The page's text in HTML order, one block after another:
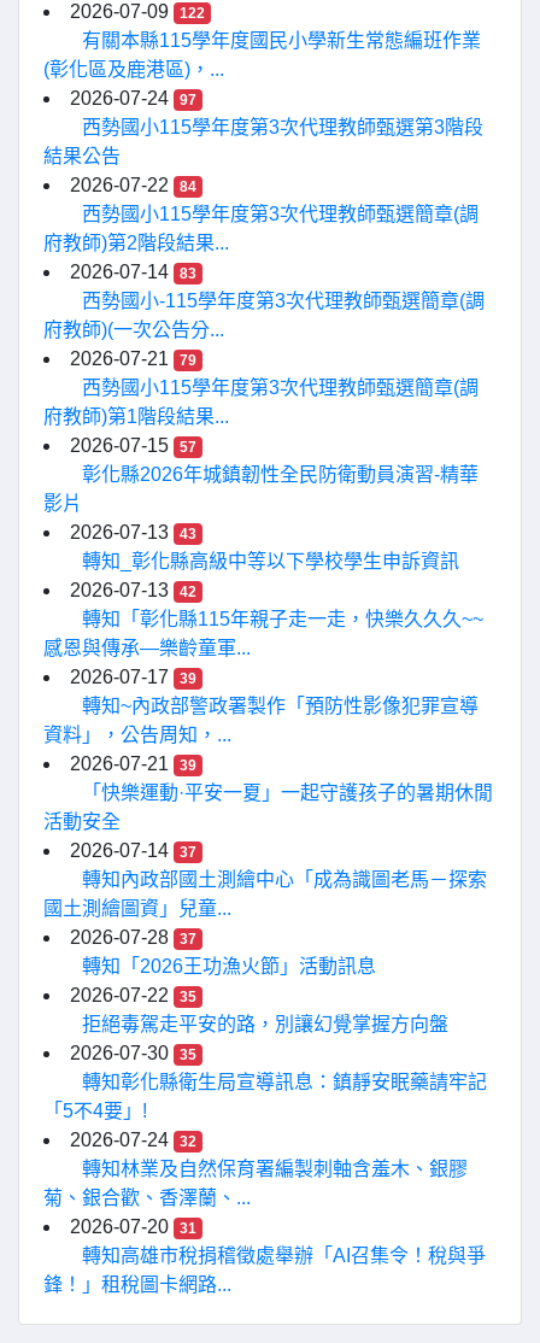
2026-07-09
122
有關本縣115學年度國民小學新生常態編班作業
(彰化區及鹿港區)，...
2026-07-24
97
西勢國小115學年度第3次代理教師甄選第3階段
結果公告
2026-07-22
84
西勢國小115學年度第3次代理教師甄選簡章(調
府教師)第2階段結果...
2026-07-14
83
西勢國小-115學年度第3次代理教師甄選簡章(調
府教師)(一次公告分...
2026-07-21
79
西勢國小115學年度第3次代理教師甄選簡章(調
府教師)第1階段結果...
2026-07-15
57
彰化縣2026年城鎮韌性全民防衛動員演習-精華
影片
2026-07-13
43
轉知_彰化縣高級中等以下學校學生申訴資訊
2026-07-13
42
轉知「彰化縣115年親子走一走，快樂久久久~~
感恩與傳承—樂齡童軍...
2026-07-17
39
轉知~內政部警政署製作「預防性影像犯罪宣導
資料」，公告周知，...
2026-07-21
39
「快樂運動·平安一夏」一起守護孩子的暑期休閒
活動安全
2026-07-14
37
轉知內政部國土測繪中心「成為識圖老馬－探索
國土測繪圖資」兒童...
2026-07-28
37
轉知「2026王功漁火節」活動訊息
2026-07-22
35
拒絕毒駕走平安的路，別讓幻覺掌握方向盤
2026-07-30
35
轉知彰化縣衛生局宣導訊息：鎮靜安眠藥請牢記
「5不4要」!
2026-07-24
32
轉知林業及自然保育署編製刺軸含羞木、銀膠
菊、銀合歡、香澤蘭、...
2026-07-20
31
轉知高雄市稅捐稽徵處舉辦「AI召集令！稅與爭
鋒！」租稅圖卡網路...